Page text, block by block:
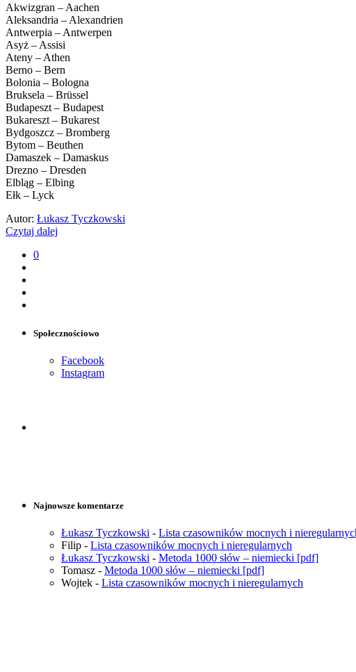
Akwizgran – Aachen
Aleksandria – Alexandrien
Antwerpia – Antwerpen
Asyż – Assisi
Ateny – Athen
Berno – Bern
Bolonia – Bologna
Bruksela – Brüssel
Budapeszt – Budapest
Bukareszt – Bukarest
Bydgoszcz – Bromberg
Bytom – Beuthen
Damaszek – Damaskus
Drezno – Dresden
Elbląg – Elbing
Ełk – Lyck
Autor: Łukasz Tyczkowski
Czytaj dalej
0
Społecznościowo
Facebook
Instagram
Najnowsze komentarze
Łukasz Tyczkowski - Lista czasowników mocnych i
Filip - Lista czasowników mocnych i nieregularnych
Łukasz Tyczkowski - Metoda 1000 słów – niemiecki [pdf]
Tomasz - Metoda 1000 słów – niemiecki [pdf]
Wojtek - Lista czasowników mocnych i nieregularnych